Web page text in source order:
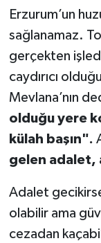
Erzurum’un
sağlanamaz.
gerçekten
caydırıcı
Mevlana’nın
olduğu yere
külah başın".
gelen adalet,
Adalet
olabilir ama
cezadan